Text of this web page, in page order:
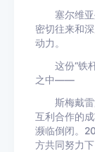
塞尔维亚
密切往来和
动力。
这份“铁杆
之中——
斯梅戴雷沃
互利合作的
濒临倒闭。
方共同努力下